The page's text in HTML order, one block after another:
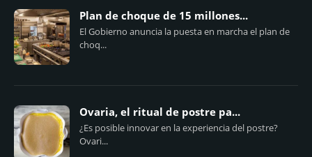
Plan de choque de 15 millones...
El Gobierno anuncia la puesta en marcha el plan de
choq...
Ovaria, el ritual de postre pa...
¿Es posible innovar en la experiencia del postre?
Ovari...